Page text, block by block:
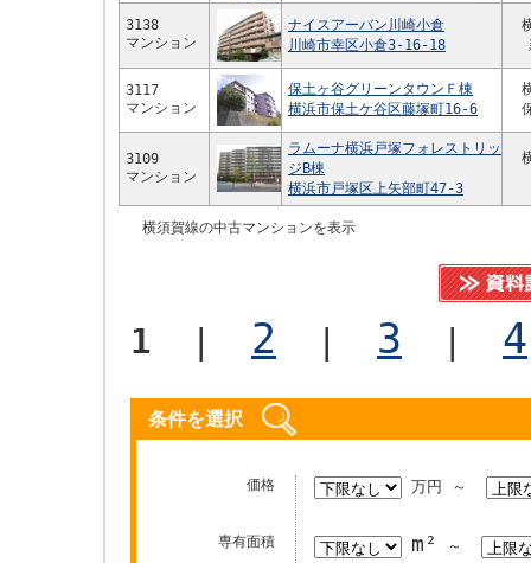
3138
マンション
ナイスアーバン川崎小倉
川崎市幸区小倉3-16-18
3117
マンション
保土ヶ谷グリーンタウンＦ棟
横浜市保土ケ谷区藤塚町16-6
3109
マンション
ラムーナ横浜戸塚フォレストリッ
ジB棟
横浜市戸塚区上矢部町47-3
横須賀線の中古マンションを表示
1 2 3 4
条件を選択
価格
専有面積
万円 ～
m² ～